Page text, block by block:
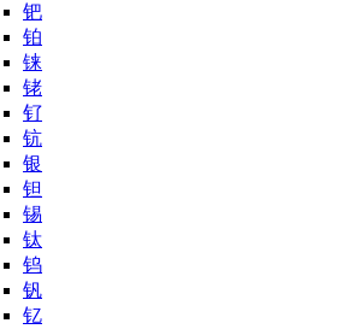
钯
铂
铼
铑
钌
钪
银
钽
锡
钛
钨
钒
钇